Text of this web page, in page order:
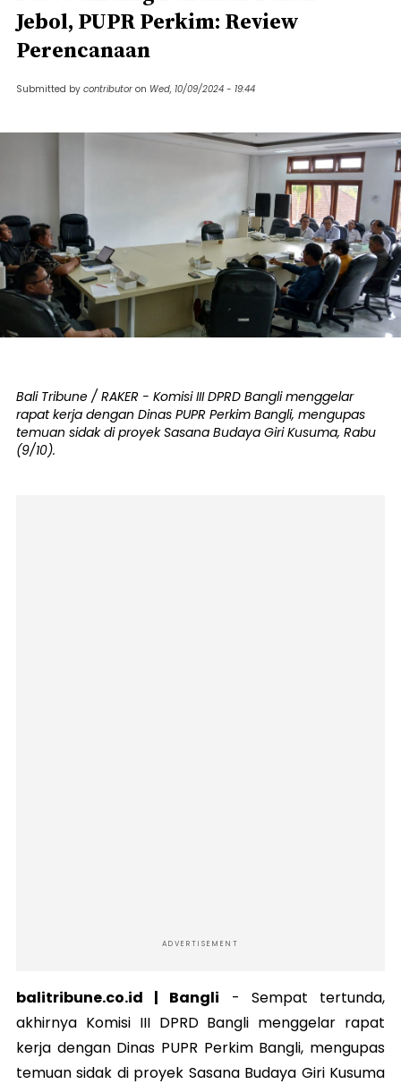
Jebol, PUPR Perkim: Review
Perencanaan
Submitted by contributor on Wed, 10/09/2024 - 19:44
Bali Tribune / RAKER - Komisi III DPRD Bangli menggelar
rapat kerja dengan Dinas PUPR Perkim Bangli, mengupas
temuan sidak di proyek Sasana Budaya Giri Kusuma, Rabu
(9/10).
ADVERTISEMENT
balitribune.co.id | Bangli - Sempat tertunda,
akhirnya Komisi III DPRD Bangli menggelar rapat
kerja dengan Dinas PUPR Perkim Bangli, mengupas
temuan sidak di proyek Sasana Budaya Giri Kusuma